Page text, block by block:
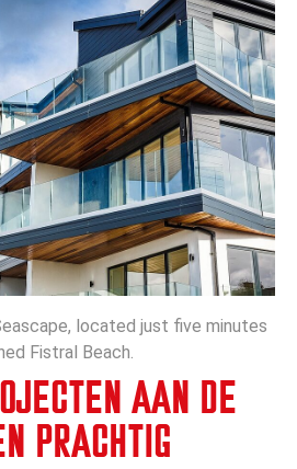
located just five minutes
Fistral Beach.
AAN DE
PRACHTIG